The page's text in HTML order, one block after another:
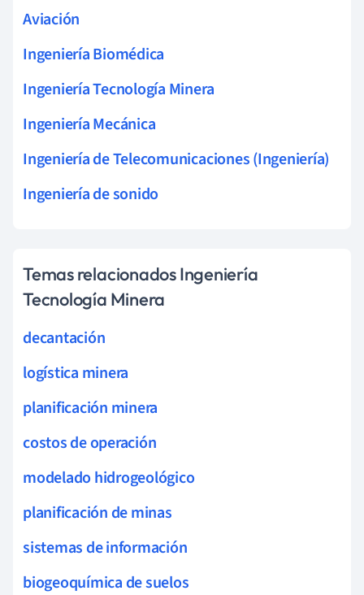
Aviación
Ingeniería Biomédica
Ingeniería Tecnología Minera
Ingeniería Mecánica
Ingeniería de Telecomunicaciones (Ingeniería)
Ingeniería de sonido
Temas relacionados Ingeniería
Tecnología Minera
decantación
logística minera
planificación minera
costos de operación
modelado hidrogeológico
planificación de minas
sistemas de información
biogeoquímica de suelos